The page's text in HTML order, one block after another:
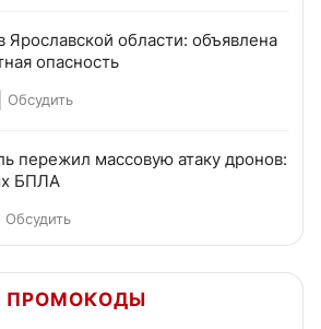
Ярославской области: объявлена
опасность
Обсудить
пережил массовую атаку дронов:
БПЛА
Обсудить
ПРОМОКОДЫ